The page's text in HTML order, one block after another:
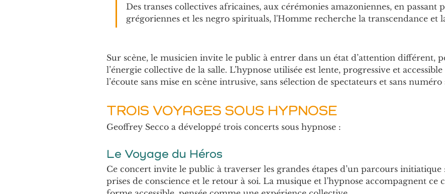
Des transes collectives africaines, aux cérémonies amazoniennes, en passant
grégoriennes et les negro spirituals, l'Homme recherche la transcendance et
Sur scène, le musicien invite le public à entrer dans un état d’attention différent,
l’énergie collective de la salle. L’hypnose utilisée est lente, progressive et
l’écoute sans mise en scène intrusive, sans sélection de spectateurs et sans
TROIS VOYAGES SOUS HYPNOSE
Geoffrey Secco a développé trois concerts sous hypnose :
Le Voyage du Héros
Ce concert invite le public à traverser les grandes étapes d’un parcours initiatique
prises de conscience et le retour à soi. La musique et l’hypnose accompagnent